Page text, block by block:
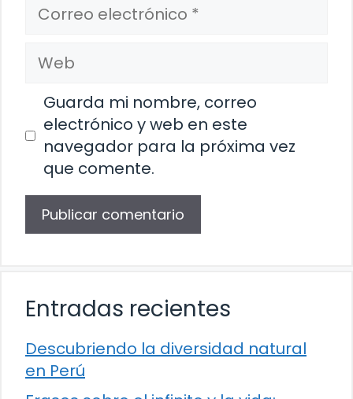
electrónico
Web
Guarda mi nombre, correo
electrónico y web en este
navegador para la próxima vez
que comente.
Entradas recientes
Descubriendo la diversidad natural
en Perú